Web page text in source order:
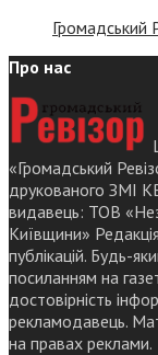
Громадський
Про нас
«Громадський
друкованого ЗМІ
видавець: ТОВ
Київщини»
публікацій. Будь-
посиланням на
достовірність
рекламодавець.
на правах реклами.